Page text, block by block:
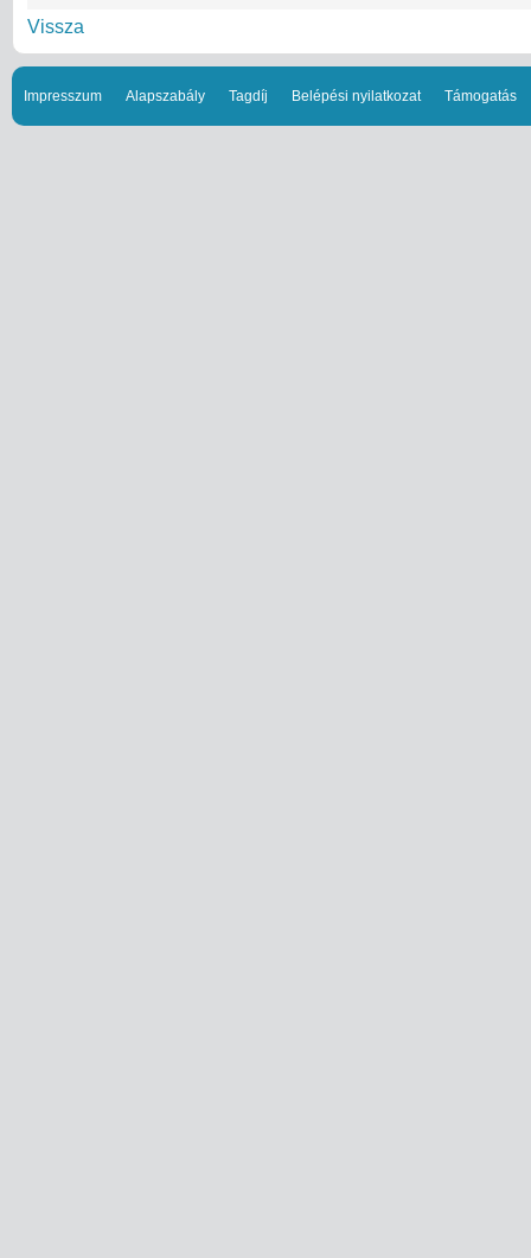
Vissza
Impresszum Alapszabály Tagdíj Belépési nyilatkozat Támogatás